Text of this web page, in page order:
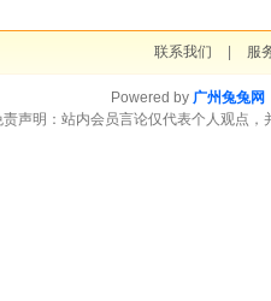
联系我们 服
Powered by 广州兔兔网
责声明：站内会员言论仅代表个人观点